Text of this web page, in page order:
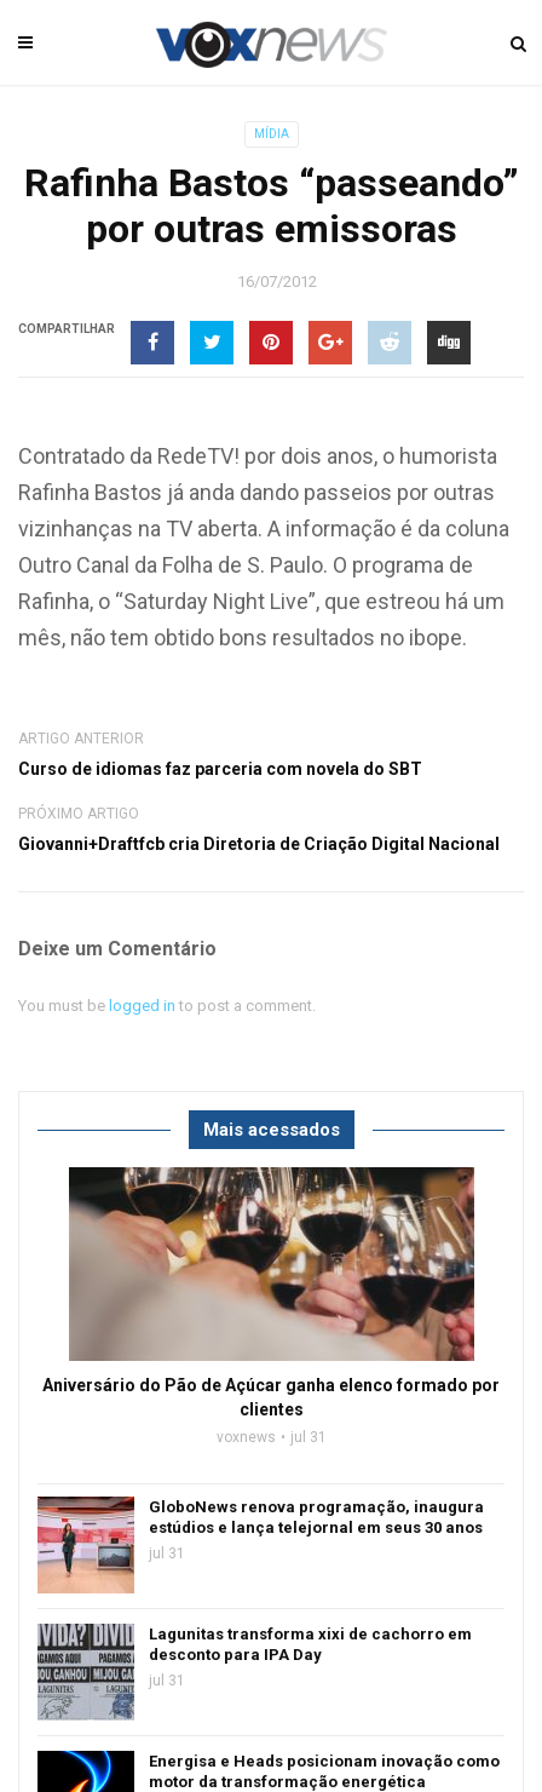
MÍDIA
Rafinha Bastos “passeando”
por outras emissoras
16/07/2012
COMPARTILHAR
Contratado da RedeTV! por dois anos, o humorista
Rafinha Bastos já anda dando passeios por outras
vizinhanças na TV aberta. A informação é da coluna
Outro Canal da Folha de S. Paulo. O programa de
Rafinha, o “Saturday Night Live”, que estreou há um
mês, não tem obtido bons resultados no ibope.
ARTIGO ANTERIOR
Curso de idiomas faz parceria com novela do SBT
PRÓXIMO ARTIGO
Giovanni+Draftfcb cria Diretoria de Criação Digital Nacional
Deixe um Comentário
You must be logged in to post a comment.
Mais acessados
Aniversário do Pão de Açúcar ganha elenco formado por
clientes
voxnews jul 31
GloboNews renova programação, inaugura
estúdios e lança telejornal em seus 30 anos
jul 31
Lagunitas transforma xixi de cachorro em
desconto para IPA Day
jul 31
Energisa e Heads posicionam inovação como
motor da transformação energética